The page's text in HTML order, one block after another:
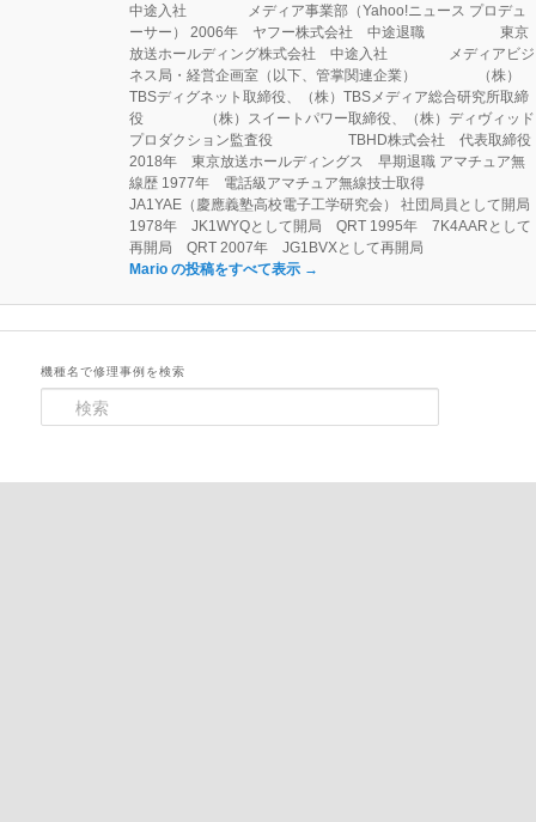
中途入社 メディア事業部（Yahoo!ニュース プロデュ
ーサー） 2006年 ヤフー株式会社 中途退職 東京
放送ホールディング株式会社 中途入社 メディアビジ
ネス局・経営企画室（以下、管掌関連企業） （株）
TBSディグネット取締役、（株）TBSメディア総合研究所取締
役 （株）スイートパワー取締役、（株）ディヴィッド
プロダクション監査役 TBHD株式会社 代表取締役
2018年 東京放送ホールディングス 早期退職 アマチュア無
線歴 1977年 電話級アマチュア無線技士取得
JA1YAE（慶應義塾高校電子工学研究会） 社団局員として開局
1978年 JK1WYQとして開局 QRT 1995年 7K4AARとして
再開局 QRT 2007年 JG1BVXとして再開局
Mario の投稿をすべて表示 →
機種名で修理事例を検索